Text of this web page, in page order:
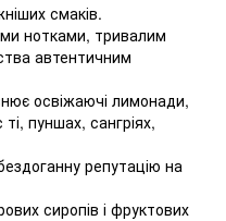
смаків.
нотками, тривалим
автентичним
освіжаючі лимонади,
пуншах, сангріях,
репутацію на
сиропів і фруктових